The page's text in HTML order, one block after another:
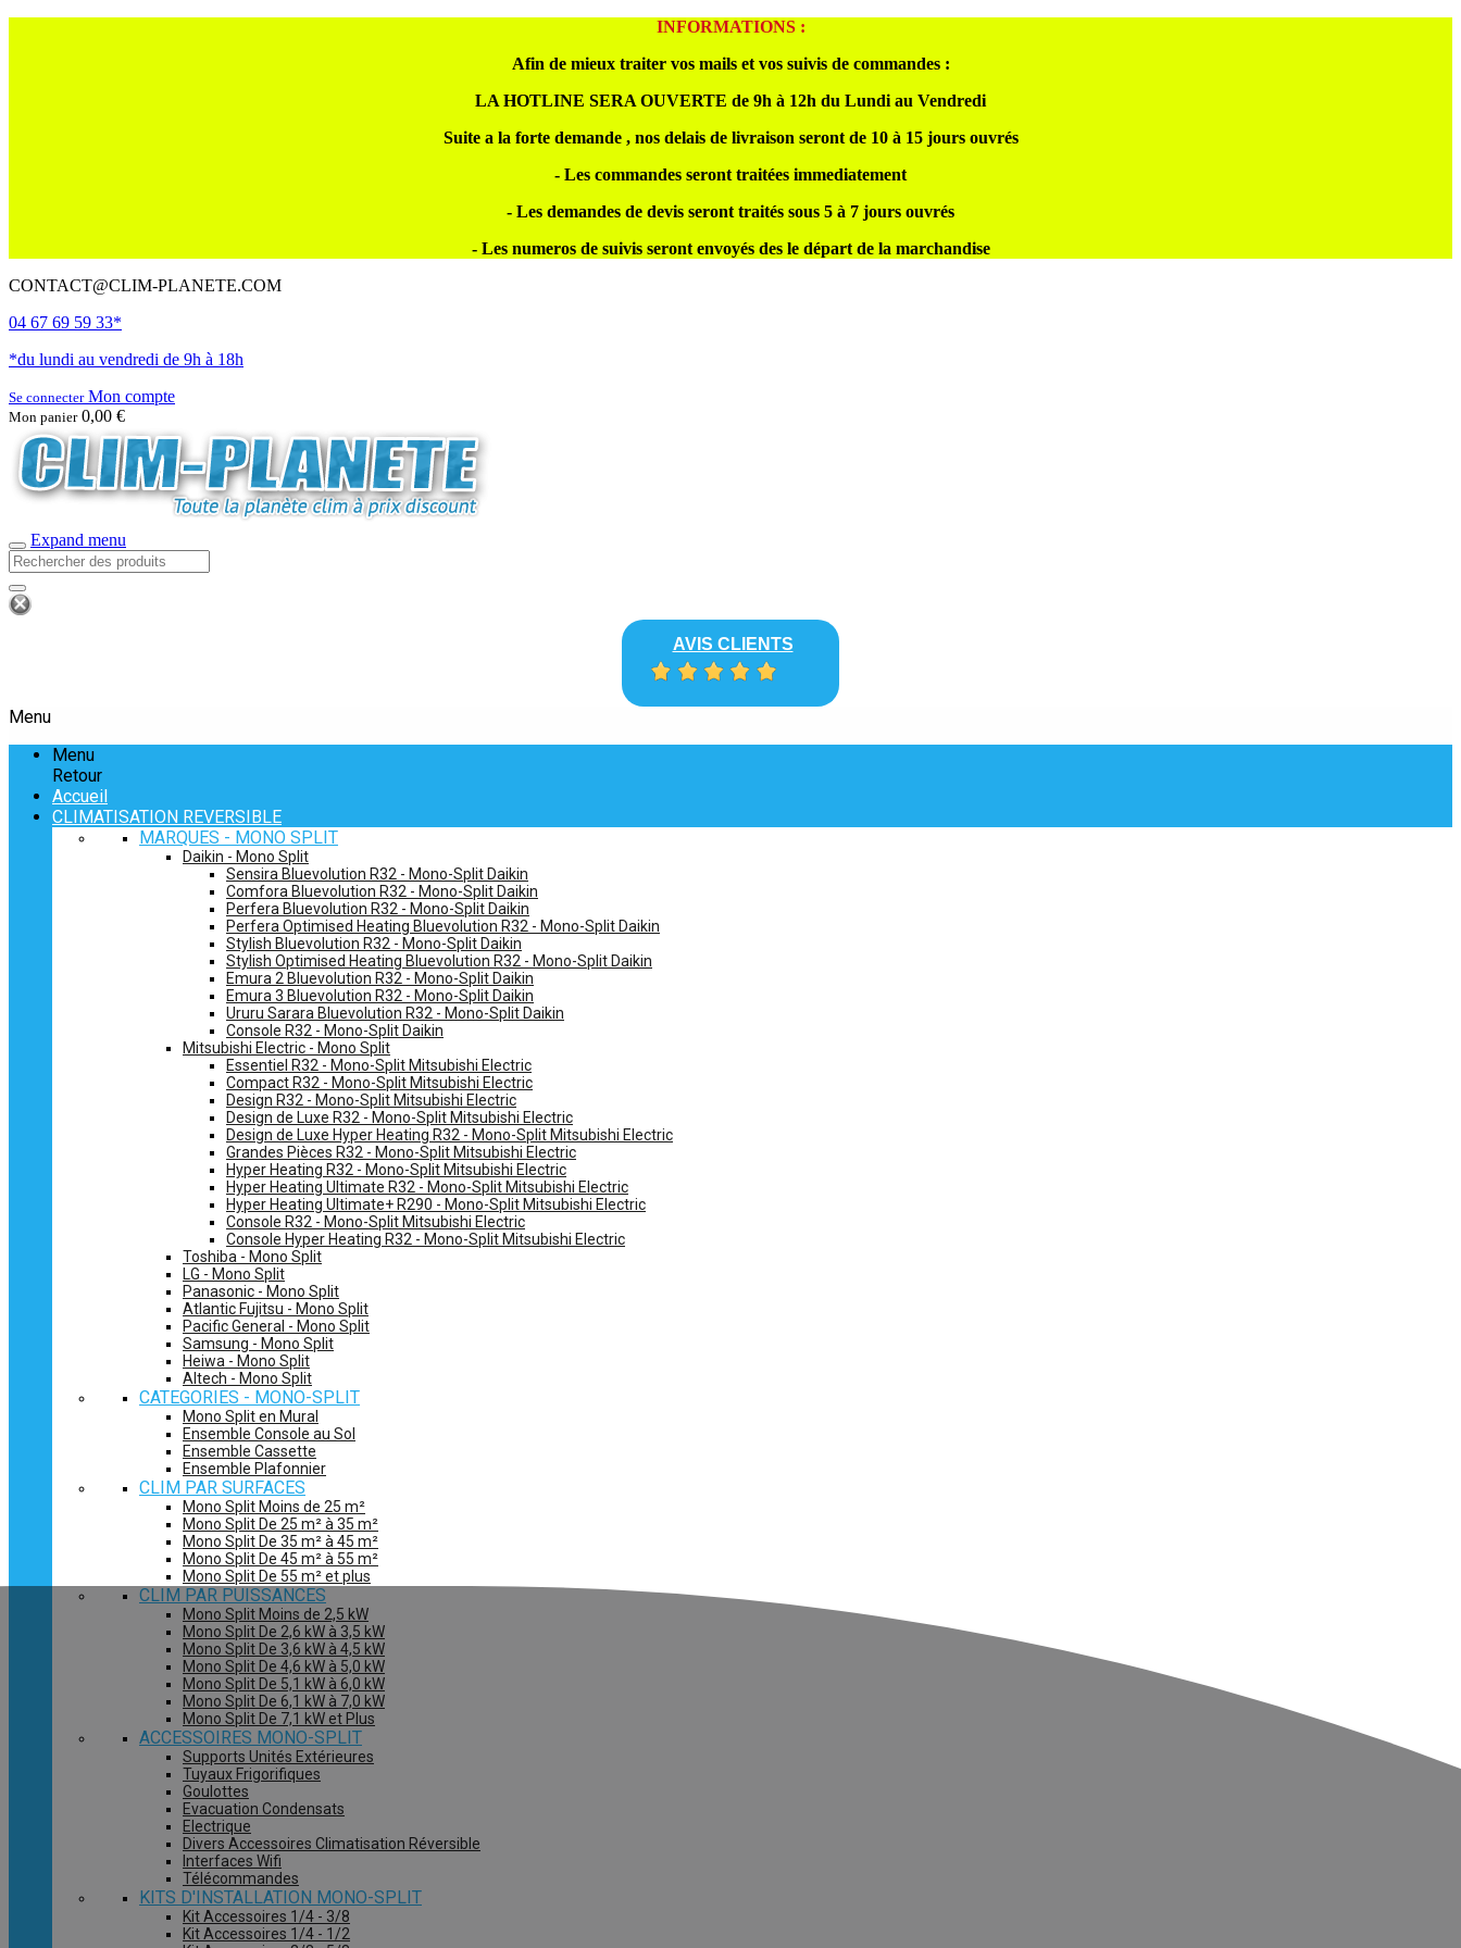
INFORMATIONS :
Afin de mieux traiter vos mails et vos suivis de commandes :
LA HOTLINE SERA OUVERTE de 9h à 12h du Lundi au Vendredi
Suite a la forte demande , nos delais de livraison seront de 10 à 15 jours ouvrés
- Les commandes seront traitées immediatement
- Les demandes de devis seront traités sous 5 à 7 jours ouvrés
- Les numeros de suivis seront envoyés des le départ de la marchandise
CONTACT@CLIM-PLANETE.COM
04 67 69 59 33*
*du lundi au vendredi de 9h à 18h
Se connecterMon compte
Mon panier 0,00 €
Expand menu
AVIS CLIENTS
Menu
Menu
Retour
Accueil
CLIMATISATION REVERSIBLE
MARQUES - MONO SPLIT
Daikin - Mono Split
Sensira Bluevolution R32 - Mono-Split Daikin
Comfora Bluevolution R32 - Mono-Split Daikin
Perfera Bluevolution R32 - Mono-Split Daikin
Perfera Optimised Heating Bluevolution R32 - Mono-Split Daikin
Stylish Bluevolution R32 - Mono-Split Daikin
Stylish Optimised Heating Bluevolution R32 - Mono-Split Daikin
Emura 2 Bluevolution R32 - Mono-Split Daikin
Emura 3 Bluevolution R32 - Mono-Split Daikin
Ururu Sarara Bluevolution R32 - Mono-Split Daikin
Console R32 - Mono-Split Daikin
Mitsubishi Electric - Mono Split
Essentiel R32 - Mono-Split Mitsubishi Electric
Compact R32 - Mono-Split Mitsubishi Electric
Design R32 - Mono-Split Mitsubishi Electric
Design de Luxe R32 - Mono-Split Mitsubishi Electric
Design de Luxe Hyper Heating R32 - Mono-Split Mitsubishi Electric
Grandes Pièces R32 - Mono-Split Mitsubishi Electric
Hyper Heating R32 - Mono-Split Mitsubishi Electric
Hyper Heating Ultimate R32 - Mono-Split Mitsubishi Electric
Hyper Heating Ultimate+ R290 - Mono-Split Mitsubishi Electric
Console R32 - Mono-Split Mitsubishi Electric
Console Hyper Heating R32 - Mono-Split Mitsubishi Electric
Toshiba - Mono Split
LG - Mono Split
Panasonic - Mono Split
Atlantic Fujitsu - Mono Split
Pacific General - Mono Split
Samsung - Mono Split
Heiwa - Mono Split
Altech - Mono Split
CATEGORIES - MONO-SPLIT
Mono Split en Mural
Ensemble Console au Sol
Ensemble Cassette
Ensemble Plafonnier
CLIM PAR SURFACES
Mono Split Moins de 25 m²
Mono Split De 25 m² à 35 m²
Mono Split De 35 m² à 45 m²
Mono Split De 45 m² à 55 m²
Mono Split De 55 m² et plus
CLIM PAR PUISSANCES
Mono Split Moins de 2,5 kW
Mono Split De 2,6 kW à 3,5 kW
Mono Split De 3,6 kW à 4,5 kW
Mono Split De 4,6 kW à 5,0 kW
Mono Split De 5,1 kW à 6,0 kW
Mono Split De 6,1 kW à 7,0 kW
Mono Split De 7,1 kW et Plus
ACCESSOIRES MONO-SPLIT
Supports Unités Extérieures
Tuyaux Frigorifiques
Goulottes
Evacuation Condensats
Electrique
Divers Accessoires Climatisation Réversible
Interfaces Wifi
Télécommandes
KITS D'INSTALLATION MONO-SPLIT
Kit Accessoires 1/4 - 3/8
Kit Accessoires 1/4 - 1/2